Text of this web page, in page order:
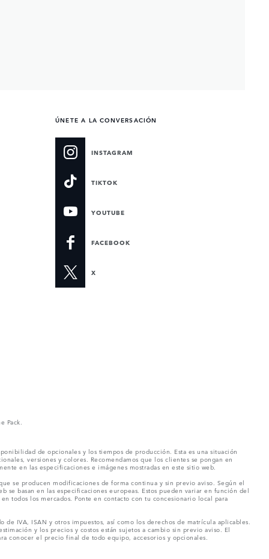
ÚNETE A LA CONVERSACIÓN
INSTAGRAM
TIKTOK
YOUTUBE
FACEBOOK
X
Pack.
de opcionales y los tiempos de producción. Esta es una situación
versiones y colores. Recomendamos que los clientes se pongan en
en las especificaciones e imágenes mostradas en este sitio web.
se producen modificaciones de forma continua y sin previo aviso. Según el
basan en las especificaciones europeas. Estos pueden variar en función del
todos los mercados. Ponte en contacto con tu concesionario local para
IVA, ISAN y otros impuestos, así como los derechos de matrícula aplicables.
y los precios y costos están sujetos a cambio sin previo aviso. El
conocer el precio final de todo equipo, accesorios y opcionales.